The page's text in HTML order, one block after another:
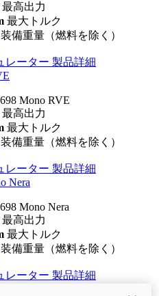
最高出力
最大トルク
装備重量（燃料を除く）
レーター 製品詳細
Mono RVE
最高出力
最大トルク
装備重量（燃料を除く）
レーター 製品詳細
Nera
Mono Nera
最高出力
最大トルク
装備重量（燃料を除く）
レーター 製品詳細